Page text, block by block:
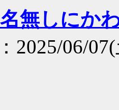
無しにか
：2025/06/